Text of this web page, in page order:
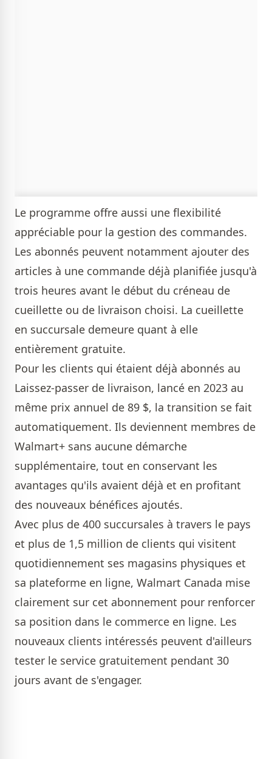
Le programme offre aussi une flexibilité
appréciable pour la gestion des commandes.
Les abonnés peuvent notamment ajouter des
articles à une commande déjà planifiée jusqu'à
trois heures avant le début du créneau de
cueillette ou de livraison choisi. La cueillette
en succursale demeure quant à elle
entièrement gratuite.
Pour les clients qui étaient déjà abonnés au
Laissez-passer de livraison, lancé en 2023 au
même prix annuel de 89 $, la transition se fait
automatiquement. Ils deviennent membres de
Walmart+ sans aucune démarche
supplémentaire, tout en conservant les
avantages qu'ils avaient déjà et en profitant
des nouveaux bénéfices ajoutés.
Avec plus de 400 succursales à travers le pays
et plus de 1,5 million de clients qui visitent
quotidiennement ses magasins physiques et
sa plateforme en ligne, Walmart Canada mise
clairement sur cet abonnement pour renforcer
sa position dans le commerce en ligne. Les
nouveaux clients intéressés peuvent d'ailleurs
tester le service gratuitement pendant 30
jours avant de s'engager.